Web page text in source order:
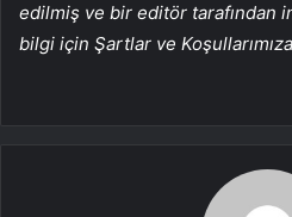
edilmiş ve bir editör tarafından
bilgi için Şartlar ve